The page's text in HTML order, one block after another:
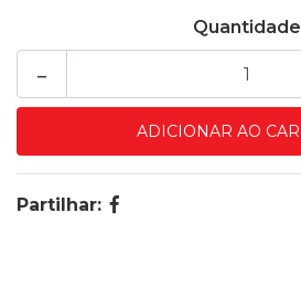
Quantidade
-
Partilhar: